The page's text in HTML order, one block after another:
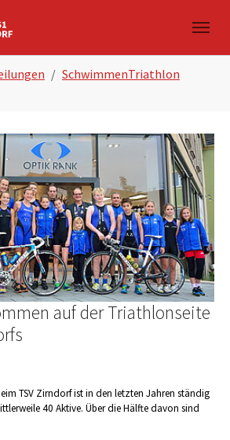
SchwimmenTriathlon
auf der Triathlonseite
TSV Zirndorf ist in den letzten Jahren ständig
40 Aktive. Über die Hälfte davon sind